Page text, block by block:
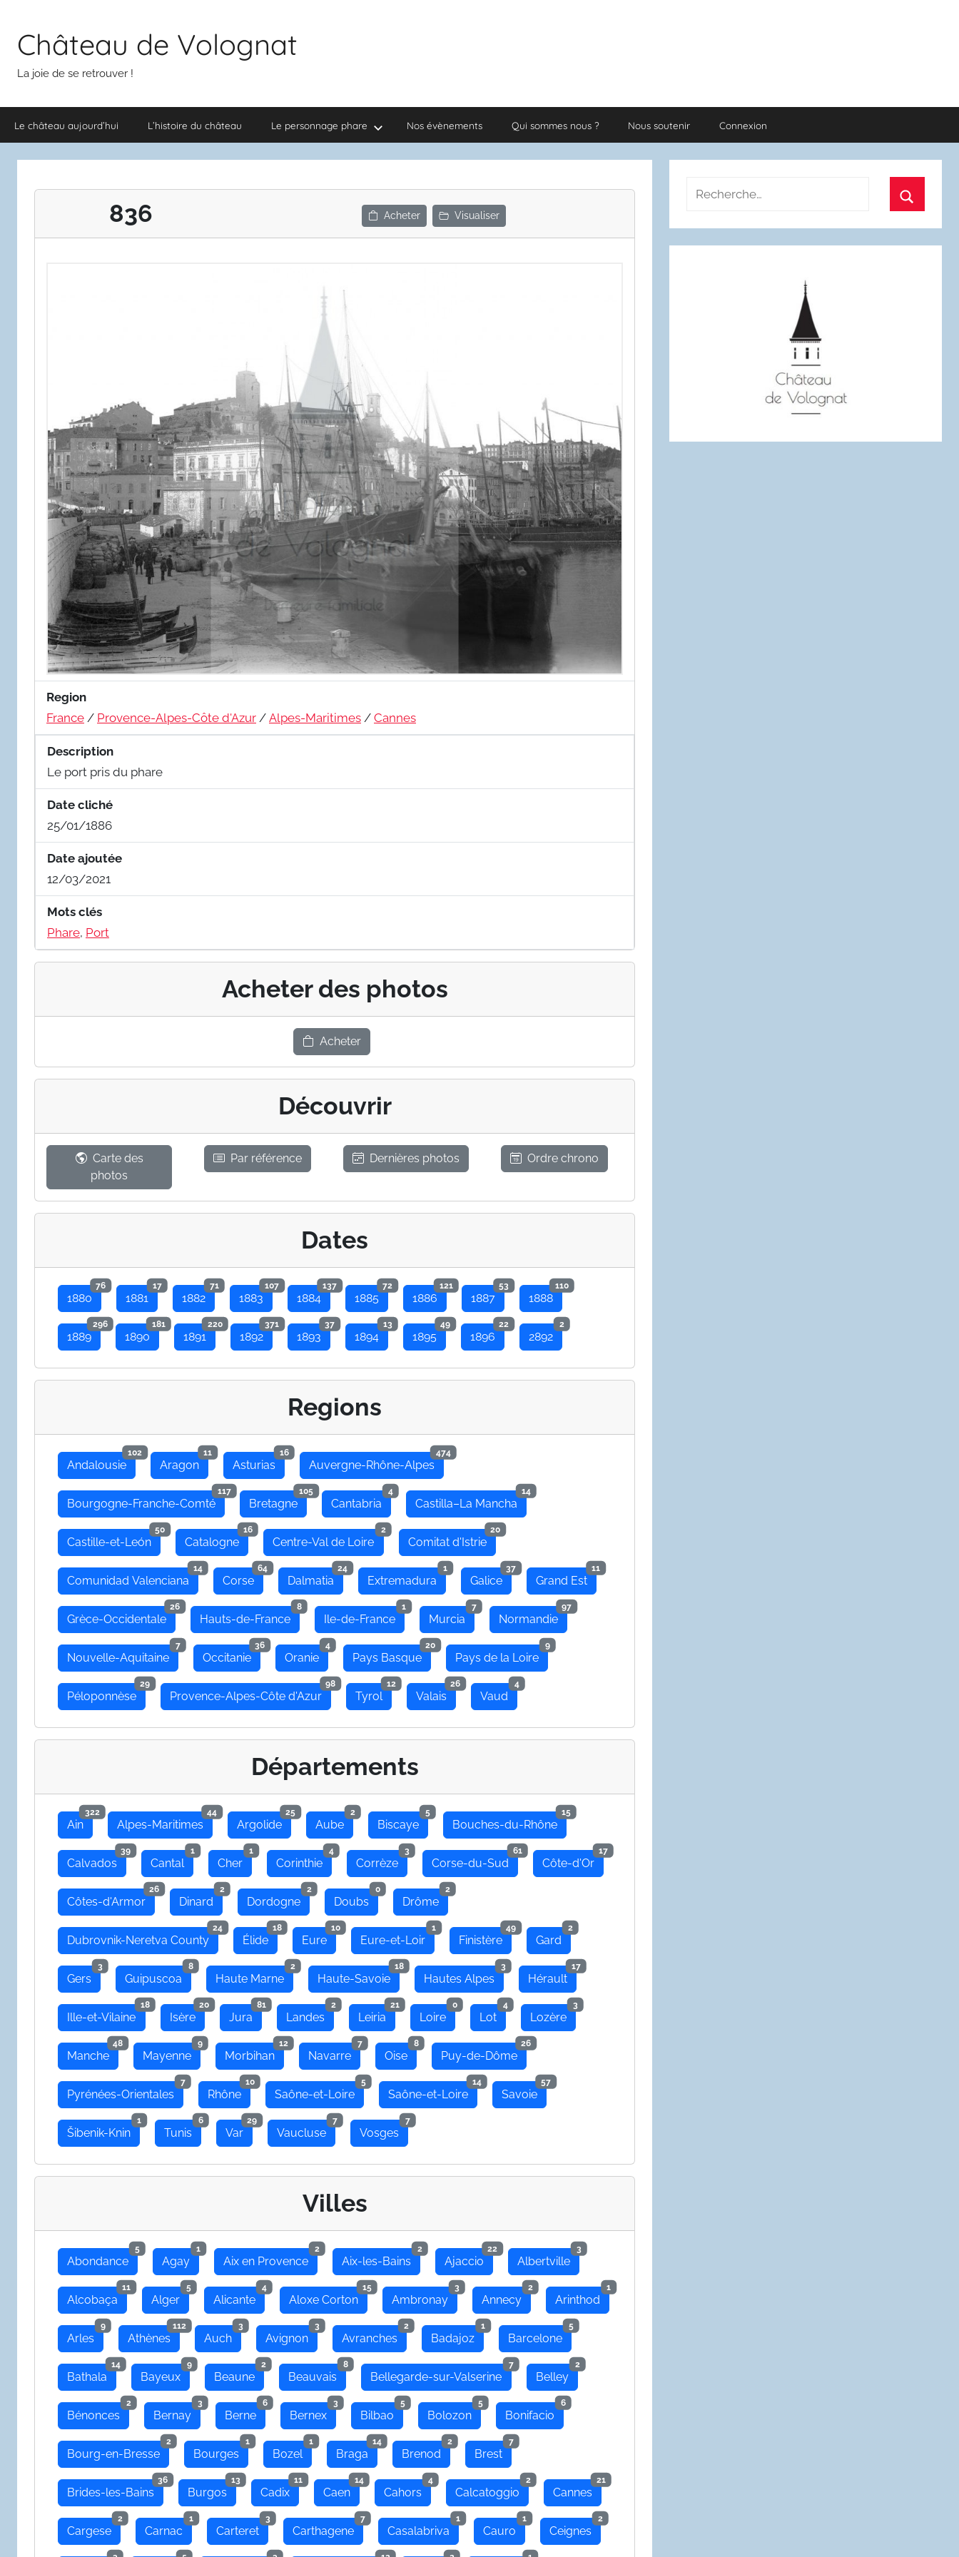
contenuChâteau de Volognat
La joie de se retrouver !
Le château aujourd’hui L’histoire du château Le personnage phare Nos évènements Qui sommes nous ? Nous soutenir Connexion
836 Acheter Visualiser
Region
France / Provence-Alpes-Côte d'Azur / Alpes-Maritimes / Cannes
Description
Le port pris du phare
Date cliché
25/01/1886
Date ajoutée
12/03/2021
Mots clés
Phare, Port
Acheter des photos
Acheter
Découvrir
Carte des
photos
Par référence Dernières photos Ordre chrono
Dates
1880
76
1881
17
1882
71
1883
107
1884
137
1885
72
1886
121
1887
53
1888
110
1889
296
1890
181
1891
220
1892
371
1893
37
1894
13
1895
49
1896
22
2892
2
Regions
Andalousie
102
Aragon
11
Asturias
16
Auvergne-Rhône-Alpes
474
Bourgogne-Franche-Comté
117
Bretagne
105
Cantabria
4
Castilla–La Mancha
14
Castille-et-León
50
Catalogne
16
Centre-Val de Loire
2
Comitat d'Istrie
20
Comunidad Valenciana
14
Corse
64
Dalmatia
24
Extremadura
1
Galice
37
Grand Est
11
Grèce-Occidentale
26
Hauts-de-France
8
Ile-de-France
1
Murcia
7
Normandie
97
Nouvelle-Aquitaine
7
Occitanie
36
Oranie
4
Pays Basque
20
Pays de la Loire
9
Péloponnèse
29
Provence-Alpes-Côte d'Azur
98
Tyrol
12
Valais
26
Vaud
4
Départements
Ain
322
Alpes-Maritimes
44
Argolide
25
Aube
2
Biscaye
5
Bouches-du-Rhône
15
Calvados
39
Cantal
1
Cher
1
Corinthie
4
Corrèze
3
Corse-du-Sud
61
Côte-d'Or
17
Côtes-d'Armor
26
Dinard
2
Dordogne
2
Doubs
0
Drôme
2
Dubrovnik-Neretva County
24
Élide
18
Eure
10
Eure-et-Loir
1
Finistère
49
Gard
2
Gers
3
Guipuscoa
8
Haute Marne
2
Haute-Savoie
18
Hautes Alpes
3
Hérault
17
Ille-et-Vilaine
18
Isère
20
Jura
81
Landes
2
Leiria
21
Loire
0
Lot
4
Lozère
3
Manche
48
Mayenne
9
Morbihan
12
Navarre
7
Oise
8
Puy-de-Dôme
26
Pyrénées-Orientales
7
Rhône
10
Saône-et-Loire
5
Saône-et-Loire
14
Savoie
57
Šibenik-Knin
1
Tunis
6
Var
29
Vaucluse
7
Vosges
7
Villes
Abondance
5
Agay
1
Aix en Provence
2
Aix-les-Bains
2
Ajaccio
22
Albertville
3
Alcobaça
11
Alger
5
Alicante
4
Aloxe Corton
15
Ambronay
3
Annecy
2
Arinthod
1
Arles
9
Athènes
112
Auch
3
Avignon
3
Avranches
2
Badajoz
1
Barcelone
5
Bathala
14
Bayeux
9
Beaune
2
Beauvais
8
Bellegarde-sur-Valserine
7
Belley
2
Bénonces
2
Bernay
3
Berne
6
Bernex
3
Bilbao
5
Bolozon
5
Bonifacio
6
Bourg-en-Bresse
2
Bourges
1
Bozel
1
Braga
14
Brenod
2
Brest
7
Brides-les-Bains
36
Burgos
13
Cadix
11
Caen
14
Cahors
4
Calcatoggio
2
Cannes
21
Cargese
2
Carnac
1
Carteret
3
Carthagene
7
Casalabriva
1
Cauro
1
Ceignes
2
Recherche
: